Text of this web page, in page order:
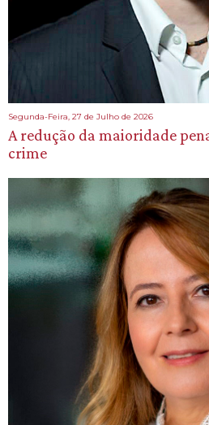
Segunda-Feira, 27 de Julho de 2026
A redução da maioridade
crime